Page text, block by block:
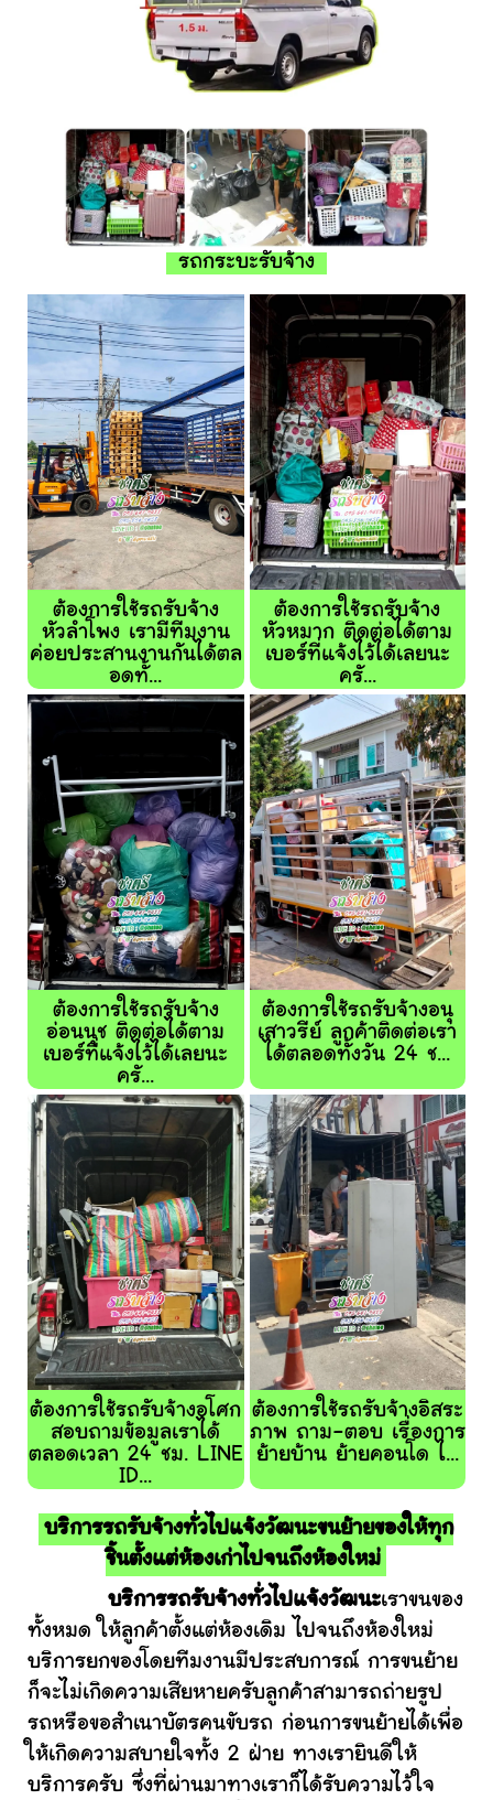
รถกระบะรับจ้าง
ต้องการใช้รถรับจ้าง
หัวลำโพง เรามีทีมงาน
ค่อยประสานงานกันได้ตล
อดทั้...
ต้องการใช้รถรับจ้าง
หัวหมาก ติดต่อได้ตาม
เบอร์ที่แจ้งไว้ได้เลยนะ
ครั...
ต้องการใช้รถรับจ้าง
อ่อนนุช ติดต่อได้ตาม
เบอร์ที่แจ้งไว้ได้เลยนะ
ครั...
ต้องการใช้รถรับจ้างอนุ
เสาวรีย์ ลูกค้าติดต่อเรา
ได้ตลอดทั้งวัน 24 ช...
ต้องการใช้รถรับจ้างอโศก
สอบถามข้อมูลเราได้
ตลอดเวลา 24 ชม. LINE
ID...
ต้องการใช้รถรับจ้างอิสระ
ภาพ ถาม-ตอบ เรื่องการ
ย้ายบ้าน ย้ายคอนโด ไ...
บริการรถรับจ้างทั่วไปแจ้งวัฒนะขนย้ายของให้ทุก
ชิ้นตั้งแต่ห้องเก่าไปจนถึงห้องใหม่
บริการรถรับจ้างทั่วไปแจ้งวัฒนะเราขนของ
ทั้งหมด ให้ลูกค้าตั้งแต่ห้องเดิม ไปจนถึงห้องใหม่
บริการยกของโดยทีมงานมีประสบการณ์ การขนย้าย
ก็จะไม่เกิดความเสียหายครับลูกค้าสามารถถ่ายรูป
รถหรือขอสำเนาบัตรคนขับรถ ก่อนการขนย้ายได้เพื่อ
ให้เกิดความสบายใจทั้ง 2 ฝ่าย ทางเรายินดีให้
บริการครับ ซึ่งที่ผ่านมาทางเราก็ได้รับความไว้ใจ